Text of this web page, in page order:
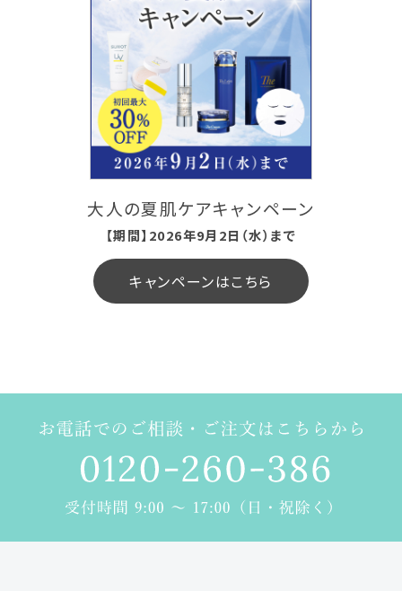
大人の夏肌ケアキャンペーン
【期間】2026年9月2日（水）まで
キャンペーンはこちら